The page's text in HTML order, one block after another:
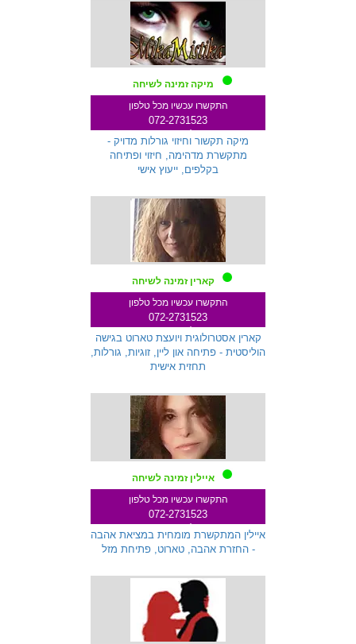
מיקה זמינה לשיחה
התקשרו עכשיו מכל טלפון
072-2731523
מיקה תקשור וחיזוי גורלות מדויק -
מתקשרת מדהימה, חיזוי ופתיחה
בקלפים, ייעוץ אישי
קארין זמינה לשיחה
התקשרו עכשיו מכל טלפון
072-2731523
שלוחה 271
קארין אסטרולוגית ויועצת טארוט בגישה
הוליסטית - פתיחה און ליין, זוגיות, גורלות,
תחזית אישית
איילין זמינה לשיחה
התקשרו עכשיו מכל טלפון
072-2731523
איילין המתקשרת מומחית במציאת אהבה
- החזרת אהבה, טארוט, פתיחת מזל